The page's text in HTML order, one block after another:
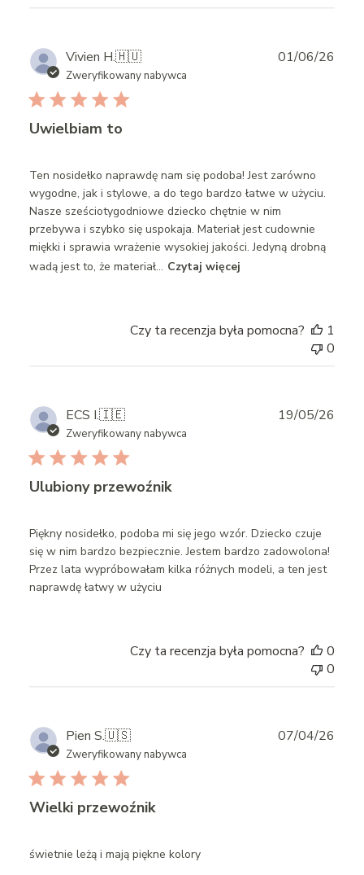
Vivien H.🇭🇺
Zweryfikowany nabywca
Uwielbiam to
Ten nosidełko naprawdę nam się podoba! Jest zarówno
wygodne, jak i stylowe, a do tego bardzo łatwe w użyciu.
Nasze sześciotygodniowe dziecko chętnie w nim
przebywa i szybko się uspokaja. Materiał jest cudownie
miękki i sprawia wrażenie wysokiej jakości. Jedyną drobną
wadą jest to, że materiał... Czytaj więcej
01/06/26
Czy ta recenzja była pomocna?
1
0
ECS I.🇮🇪
Zweryfikowany nabywca
Ulubiony przewoźnik
Piękny nosidełko, podoba mi się jego wzór. Dziecko czuje
się w nim bardzo bezpiecznie. Jestem bardzo zadowolona!
Przez lata wypróbowałam kilka różnych modeli, a ten jest
naprawdę łatwy w użyciu
19/05/26
Czy ta recenzja była pomocna?
0
0
Pien S.🇺🇸
Zweryfikowany nabywca
Wielki przewoźnik
świetnie leżą i mają piękne kolory
07/04/26